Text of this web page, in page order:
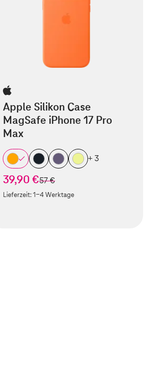
Apple Silikon Case
MagSafe iPhone 17 Pro
Max
+ 3
39,90 €statt
57 €
Lieferzeit:1-4 Werktage